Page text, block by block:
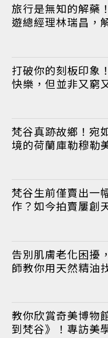
旅行是無知的解藥
遊總經理林瑞昌，
打破你的刻板印象
快樂，但並非又窮
梵谷真跡故鄉！宛
境的荷蘭庫勒穆勒
梵谷生前僅賣出一
作？如今拍賣屢創
告別肌膚老化困擾
師教你用天然精油
教你欣賞奇美博物
到梵谷》！專訪美